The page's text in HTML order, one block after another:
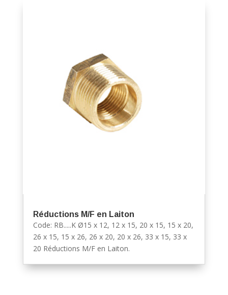
Réductions M/F en Laiton
Code: RB.....K Ø15 x 12, 12 x 15, 20 x 15, 15 x 20,
26 x 15, 15 x 26, 26 x 20, 20 x 26, 33 x 15, 33 x
20 Réductions M/F en Laiton.